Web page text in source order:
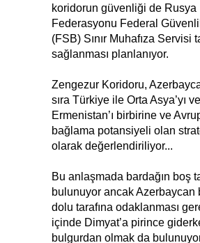
koridorun güvenliği de Rusya
Federasyonu Federal
(FSB) Sınır Muhafıza Servisi
sağlanması planlanıyor.
Zengezur Koridoru,
sıra Türkiye ile Orta Asya’yı
Ermenistan’ı birbirine ve
bağlama potansiyeli olan
olarak değerlendiriliyor...
Bu anlaşmada bardağın boş
bulunuyor ancak Azerbaycan
dolu tarafına odaklanması
içinde Dimyat’a pirince
bulgurdan olmak da